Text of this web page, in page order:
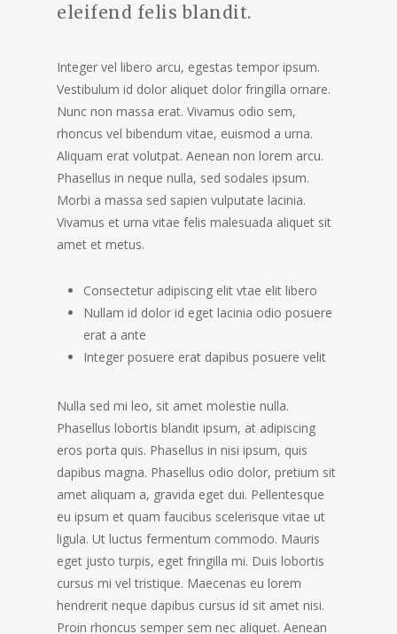
eleifend felis blandit.
Integer vel libero arcu, egestas tempor ipsum.
Vestibulum id dolor aliquet dolor fringilla ornare.
Nunc non massa erat. Vivamus odio sem,
rhoncus vel bibendum vitae, euismod a urna.
Aliquam erat volutpat. Aenean non lorem arcu.
Phasellus in neque nulla, sed sodales ipsum.
Morbi a massa sed sapien vulputate lacinia.
Vivamus et urna vitae felis malesuada aliquet sit
amet et metus.
Consectetur adipiscing elit vtae elit libero
Nullam id dolor id eget lacinia odio posuere
erat a ante
Integer posuere erat dapibus posuere velit
Nulla sed mi leo, sit amet molestie nulla.
Phasellus lobortis blandit ipsum, at adipiscing
eros porta quis. Phasellus in nisi ipsum, quis
dapibus magna. Phasellus odio dolor, pretium sit
amet aliquam a, gravida eget dui. Pellentesque
eu ipsum et quam faucibus scelerisque vitae ut
ligula. Ut luctus fermentum commodo. Mauris
eget justo turpis, eget fringilla mi. Duis lobortis
cursus mi vel tristique. Maecenas eu lorem
hendrerit neque dapibus cursus id sit amet nisi.
Proin rhoncus semper sem nec aliquet. Aenean